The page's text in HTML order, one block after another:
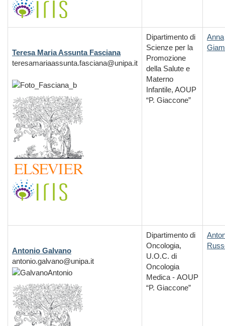
Teresa Maria Assunta Fasciana
teresamariaassunta.fasciana@unipa.it
Dipartimento di
Scienze per la
Promozione
della Salute e
Materno
Infantile, AOUP
“P. Giaccone”
Anna
Antonio Galvano
antonio.galvano@unipa.it
Dipartimento di
Oncologia,
U.O.C. di
Oncologia
Medica - AOUP
“P. Giaccone”